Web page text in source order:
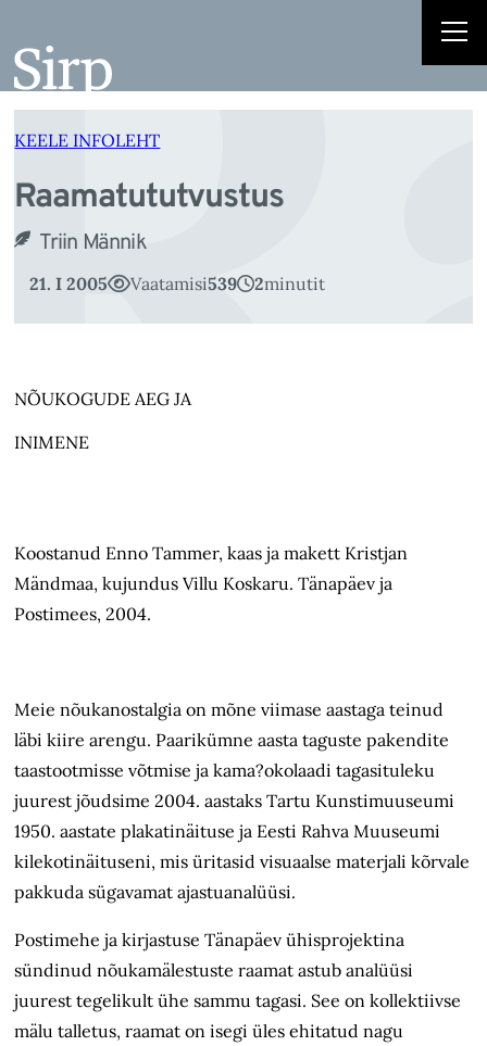
juurde
KEELE INFOLEHT
Raamatututvustus
Triin Männik
21. I 2005 Vaatamisi539 2minutit
NÕUKOGUDE AEG JA
INIMENE
Koostanud Enno Tammer, kaas ja makett Kristjan
Mändmaa, kujundus Villu Koskaru. Tänapäev ja
Postimees, 2004.
Meie nõukanostalgia on mõne viimase aastaga teinud
läbi kiire arengu. Paarikümne aasta taguste pakendite
taastootmisse võtmise ja kama?okolaadi tagasituleku
juurest jõudsime 2004. aastaks Tartu Kunstimuuseumi
1950. aastate plakatinäituse ja Eesti Rahva Muuseumi
kilekotinäituseni, mis üritasid visuaalse materjali kõrvale
pakkuda sügavamat ajastuanalüüsi.
Postimehe ja kirjastuse Tänapäev ühisprojektina
sündinud nõukamälestuste raamat astub analüüsi
juurest tegelikult ühe sammu tagasi. See on kollektiivse
mälu talletus, raamat on isegi üles ehitatud nagu